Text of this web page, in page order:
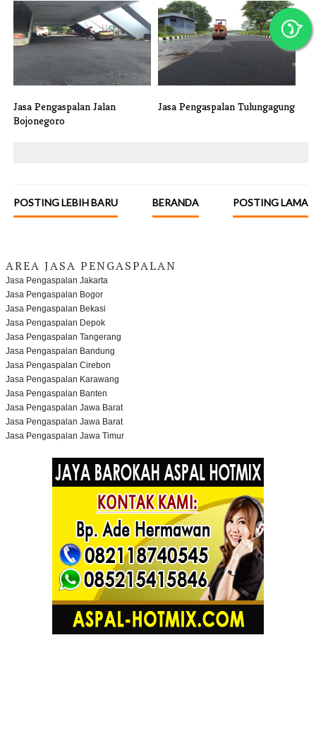
JASA ASPAL JALAN JEMBER Jasa Pengaspalan Pasuruan
Jasa Pengaspalan Jalan
Bojonegoro
Jasa Pengaspalan Tulungagung
POSTING LEBIH BARU POSTING LAMA
BERANDA
AREA JASA PENGASPALAN
Jasa Pengaspalan Jakarta
Jasa Pengaspalan Bogor
Jasa Pengaspalan Bekasi
Jasa Pengaspalan Depok
Jasa Pengaspalan Tangerang
Jasa Pengaspalan Bandung
Jasa Pengaspalan Cirebon
Jasa Pengaspalan Karawang
Jasa Pengaspalan Banten
Jasa Pengaspalan Jawa Barat
Jasa Pengaspalan Jawa Barat
Jasa Pengaspalan Jawa Timur